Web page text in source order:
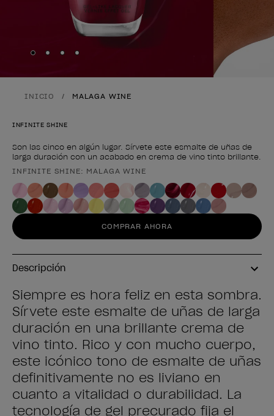
Skip to slide
Skip to slide
Skip to slide
Skip to slide
INICIO MALAGA WINE
INFINITE SHINE
Son las cinco en algún lugar. Sírvete este esmalte de uñas de
larga duración con un acabado en crema de vino tinto brillante.
Forma del producto
INFINITE SHINE: MALAGA WINE
COMPRAR AHORA
Descripción
Siempre es hora feliz en esta sombra.
Sírvete este esmalte de uñas de larga
duración en una brillante crema de
vino tinto. Rico y con mucho cuerpo,
este icónico tono de esmalte de uñas
definitivamente no es liviano en
cuanto a vitalidad o durabilidad. La
tecnología de gel precurado fija el